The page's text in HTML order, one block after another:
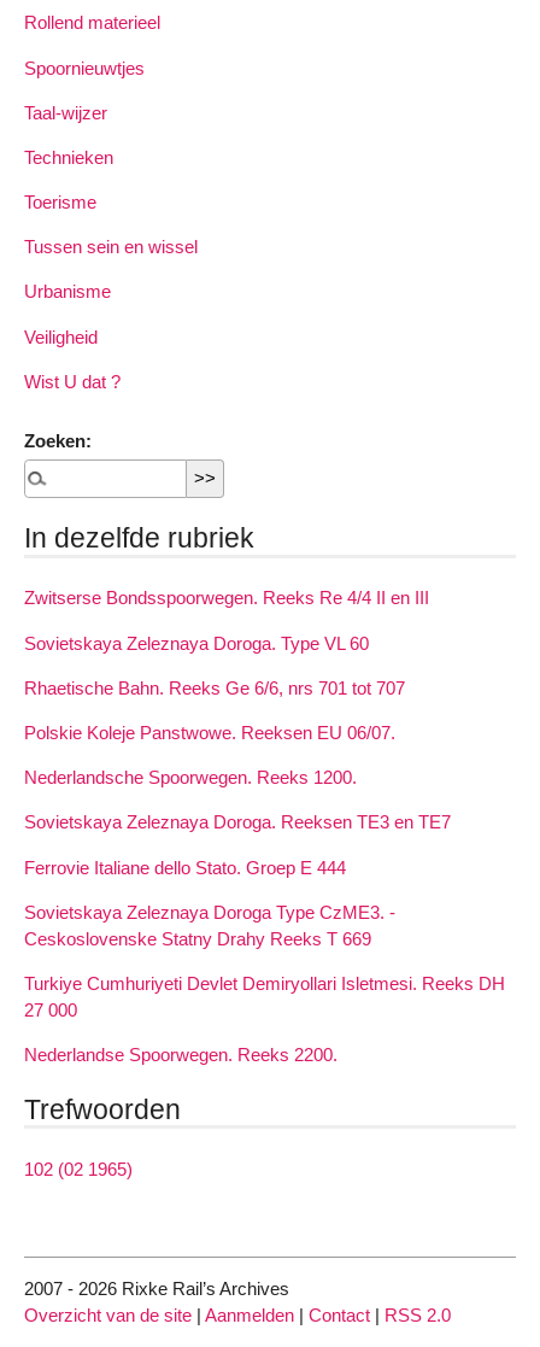
Rollend materieel
Spoornieuwtjes
Taal-wijzer
Technieken
Toerisme
Tussen sein en wissel
Urbanisme
Veiligheid
Wist U dat ?
Zoeken:
In dezelfde rubriek
Zwitserse Bondsspoorwegen. Reeks Re 4/4 II en III
Sovietskaya Zeleznaya Doroga. Type VL 60
Rhaetische Bahn. Reeks Ge 6/6, nrs 701 tot 707
Polskie Koleje Panstwowe. Reeksen EU 06/07.
Nederlandsche Spoorwegen. Reeks 1200.
Sovietskaya Zeleznaya Doroga. Reeksen TE3 en TE7
Ferrovie Italiane dello Stato. Groep E 444
Sovietskaya Zeleznaya Doroga Type CzME3. -
Ceskoslovenske Statny Drahy Reeks T 669
Turkiye Cumhuriyeti Devlet Demiryollari Isletmesi. Reeks DH
27 000
Nederlandse Spoorwegen. Reeks 2200.
Trefwoorden
102 (02 1965)
2007 - 2026 Rixke Rail’s Archives
Overzicht van de site | Aanmelden | Contact | RSS 2.0